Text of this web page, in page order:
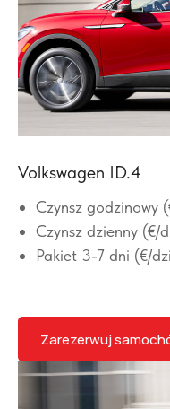
Volkswagen ID.4
Czynsz godzinowy
Czynsz dzienny (€/
Pakiet 3-7 dni (€/
Zarezerwuj